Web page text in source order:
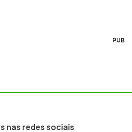
PUB
nas redes sociais